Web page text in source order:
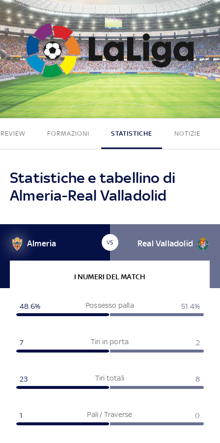
0 - 0
FORMAZIONI STATISTICHE NOTIZIE
Statistiche e tabellino di
Almeria-Real Valladolid
Almeria VS Real Valladolid
I NUMERI DEL MATCH
Possesso palla
48.6% 51.4%
Tiri in porta
7 2
Tiri totali
23 8
Pali / Traverse
1 0